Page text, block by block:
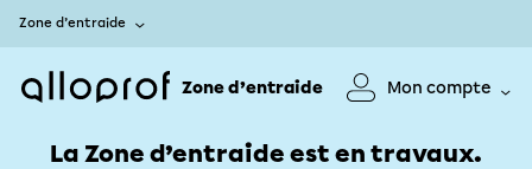
Zone d’entraide
Zone d’entraide Mon compte
La Zone d’entraide est en travaux.